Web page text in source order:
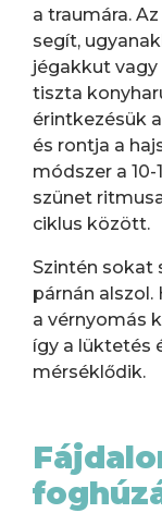
a traumára.
segít,
jégakkut
tiszta
érintkezésük
és rontja a
módszer a
szünet
ciklus között.
Szintén sokat
párnán alszol.
a vérnyomás
így a lüktetés
mérséklődik.